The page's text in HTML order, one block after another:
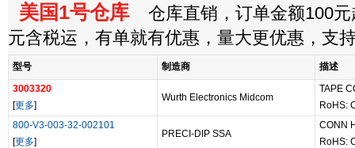
美国1号仓库 仓库直销，订单金额100元
元含税运，有单就有优惠，量大更优惠，支
型号 制造商
描述
3003320
[更多]
Wurth Electronics Midcom
TAPE
RoHS:
800-V3-003-32-002101
[更多]
PRECI-DIP SSA
CONN
RoHS: